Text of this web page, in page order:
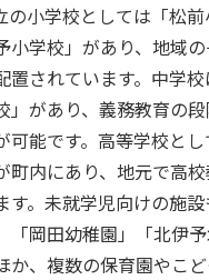
の小学校としては「松
小学校」があり、地域
置されています。中学校
」があり、義務教育の
可能です。高等学校と
町内にあり、地元で高
す。未就学児向けの施設
「岡田幼稚園」「北伊
か、複数の保育園やこ